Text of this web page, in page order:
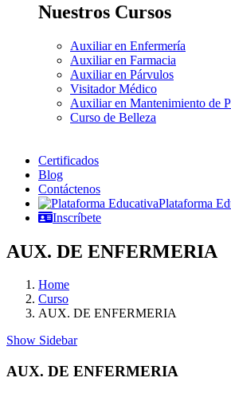
Nuestros Cursos
Auxiliar en Enfermería
Auxiliar en Farmacia
Auxiliar en Párvulos
Visitador Médico
Auxiliar en Mantenimiento de
Curso de Belleza
Certificados
Blog
Contáctenos
Plataforma
Inscríbete
AUX. DE ENFERMERIA
Home
Curso
AUX. DE ENFERMERIA
Show Sidebar
AUX. DE ENFERMERIA